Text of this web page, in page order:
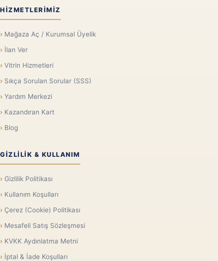
HIZMETLERIMIZ
Mağaza Aç / Kurumsal Üyelik
İlan Ver
Vitrin Hizmetleri
Sıkça Sorulan Sorular (SSS)
Yardım Merkezi
Kazandıran Kart
Blog
GIZLILIK & KULLANIM
Gizlilik Politikası
Kullanım Koşulları
Çerez (Cookie) Politikası
Mesafeli Satış Sözleşmesi
KVKK Aydınlatma Metni
İptal & İade Koşulları